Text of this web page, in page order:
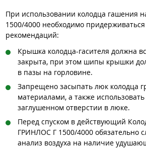
При использовании колодца гашения
1500/4000 необходимо
рекомендаций:
Крышка колодца-гасителя должна
закрыта, при этом шипы крышки
в пазы на горловине.
Запрещено засыпать люк колодца
материалами, а также
заглушенном отверстии в люке.
Перед спуском в действующий
ГРИНЛОС Г 1500/4000 обязательно
анализ воздуха на наличие